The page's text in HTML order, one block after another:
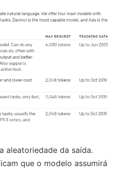
aleatoriedade da saída.
que o modelo assumirá